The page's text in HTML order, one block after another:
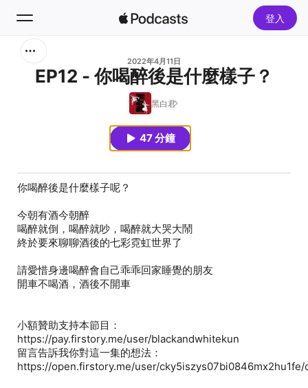
登入
2022年4月11日
EP12 - 你喝醉後是什麼樣子？
黑白君
47 分鐘
你喝醉後是什麼樣子呢？
今朝有酒今朝醉
喝醉就倒，喝醉就吵，喝醉就大哭大鬧
終於要來聊聊酒後的七彩霓虹世界了
請愛惜身邊喝醉會自己乖乖回家睡覺的朋友
開車不喝酒，酒後不開車
小額贊助支持本節目：
https://pay.firstory.me/user/blackandwhitekun
留言告訴我你對這一集的想法：
https://open.firstory.me/user/cky5iszys07bi0846mx2hu1fe/